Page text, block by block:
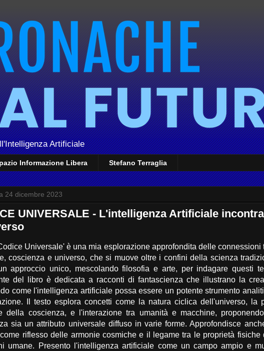
Artificiale
Informazione Libera Stefano Terraglia
24 dicembre 2023
UNIVERSALE - L'intelligenza Artificiale incontra
Universale' è una mia esplorazione approfondita delle connessioni
coscienza e universo, che si muove oltre i confini della scienza
approccio unico, mescolando filosofia e arte, per indagare questi
del libro è dedicata a racconti di fantascienza che illustrano la
come l'intelligenza artificiale possa essere un potente strumento
Il testo esplora concetti come la natura ciclica dell'universo, la
della coscienza, e l'interazione tra umanità e macchine,
sia un attributo universale diffuso in varie forme. Approfondisce
riflesso delle armonie cosmiche e il legame tra le proprietà fisiche
umane. Presento l'intelligenza artificiale come un campo ampio e